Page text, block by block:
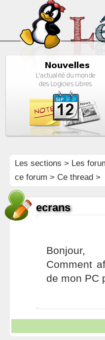
Les sections > Les
ce forum > Ce thread >
ecrans
Bonjour,
Comment
de mon PC